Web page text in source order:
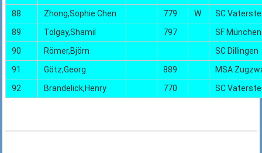
88
Zhong,Sophie Chen 779 W
SC
89
Tolgay,Shamil 797
SF
90
Römer,Björn
SC Dillingen
91
Götz,Georg 889
MSA
92
Brandelick,Henry 770 SC